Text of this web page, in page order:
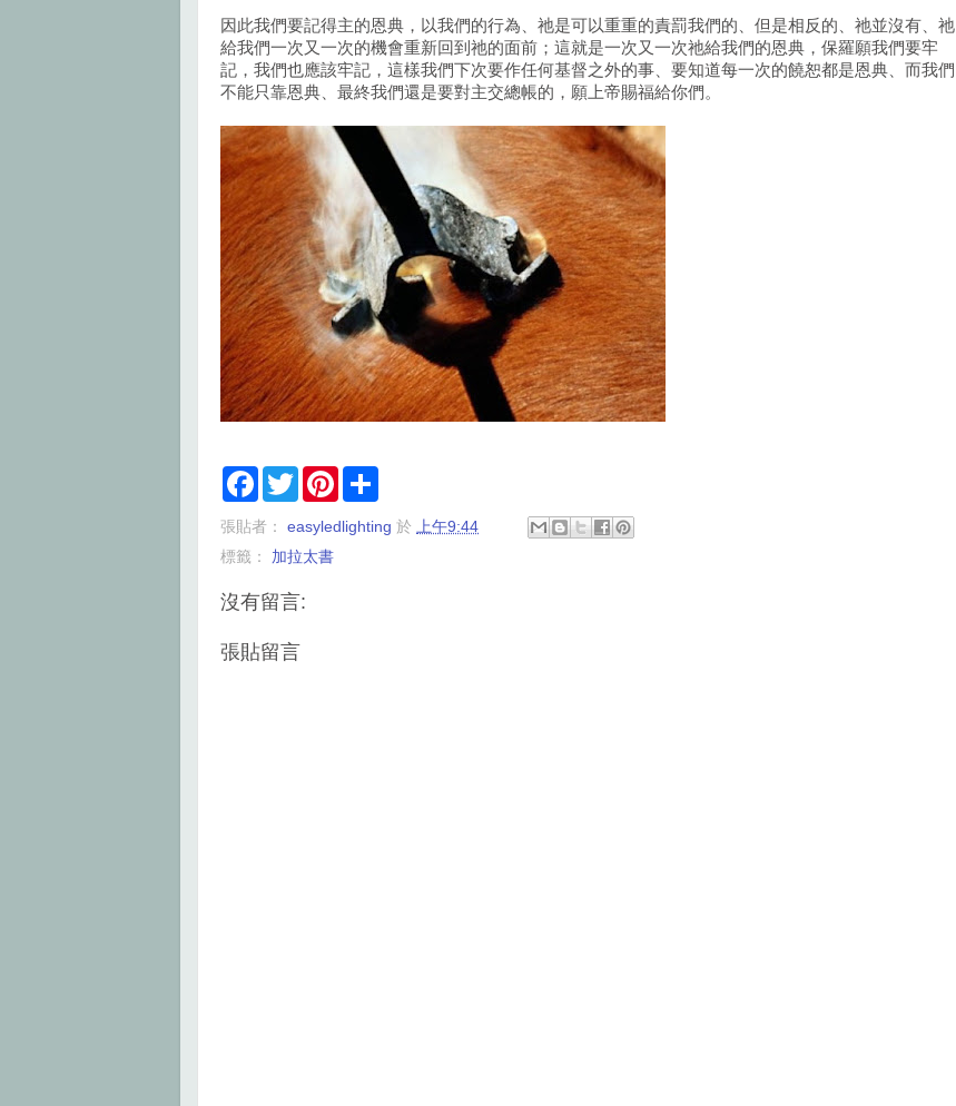
因此我們要記得主的恩典，以我們的行為、祂是可以重重的責罰我們的、但是相反的、祂並沒有、祂
給我們一次又一次的機會重新回到祂的面前；這就是一次又一次祂給我們的恩典，保羅願我們要牢
記，我們也應該牢記，這樣我們下次要作任何基督之外的事、要知道每一次的饒恕都是恩典、而我們
不能只靠恩典、最終我們還是要對主交總帳的，願上帝賜福給你們。
F
e
o
k
T
w
t
e
P
t
r
張貼者： easyledlighting 於
上午9:44
標籤： 加拉太書
沒有留言:
張貼留言